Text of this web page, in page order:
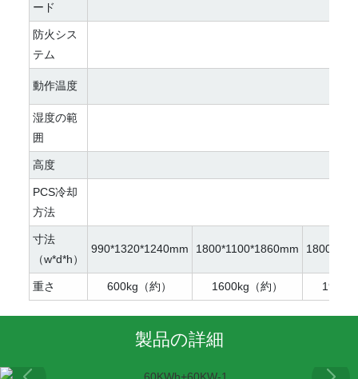
ード
防火シス
テム
動作温度
湿度の範
囲
高度
PCS冷却
方法
寸法
（w*d*h）
990*1320*1240mm 1800*1100*1860mm
重さ 600kg（約） 1600kg（約）
製品の詳細